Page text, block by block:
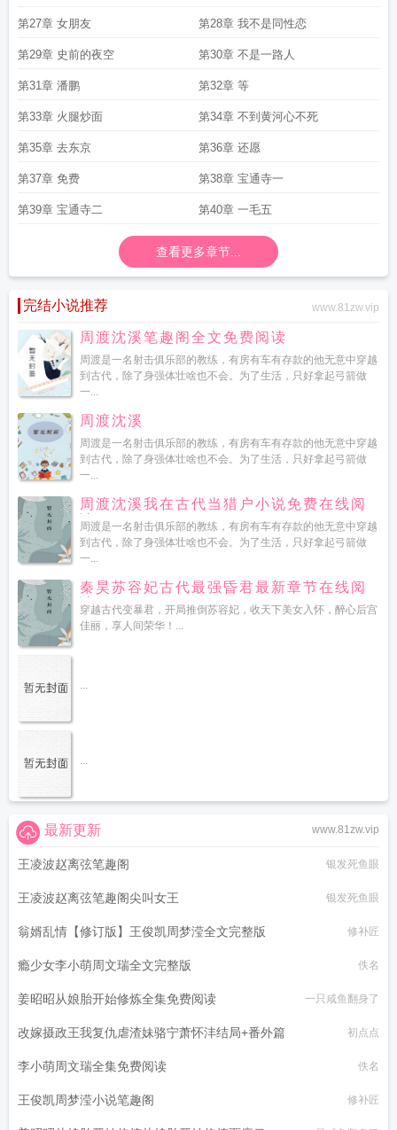
第27章 女朋友 第28章 我不是同性恋
第29章 史前的夜空 第30章 不是一路人
第31章 潘鹏 第32章 等
第33章 火腿炒面 第34章 不到黄河心不死
第35章 去东京 第36章 还愿
第37章 免费 第38章 宝通寺一
第39章 宝通寺二 第40章 一毛五
查看更多章节...
完结小说推荐 www.81zw.vip
周渡沈溪笔趣阁全文免费阅读
周渡是一名射击俱乐部的教练，有房有车有存款的他无意中穿越
到古代，除了身强体壮啥也不会。为了生活，只好拿起弓箭做
一...
周渡沈溪
周渡是一名射击俱乐部的教练，有房有车有存款的他无意中穿越
到古代，除了身强体壮啥也不会。为了生活，只好拿起弓箭做
一...
周渡沈溪我在古代当猎户小说免费在线阅
读
周渡是一名射击俱乐部的教练，有房有车有存款的他无意中穿越
到古代，除了身强体壮啥也不会。为了生活，只好拿起弓箭做
一...
秦昊苏容妃古代最强昏君最新章节在线阅
读
穿越古代变暴君，开局推倒苏容妃，收天下美女入怀，醉心后宫
佳丽，享人间荣华！...
...
...
www.81zw.vip
最新更新
王凌波赵离弦笔趣阁 银发死鱼眼
王凌波赵离弦笔趣阁尖叫女王 银发死鱼眼
翁婿乱情【修订版】王俊凯周梦滢全文完整版 修补匠
瘾少女李小萌周文瑞全文完整版 佚名
姜昭昭从娘胎开始修炼全集免费阅读 一只咸鱼翻身了
改嫁摄政王我复仇虐渣妹骆宁萧怀沣结局+番外篇 初点点
李小萌周文瑞全集免费阅读 佚名
王俊凯周梦滢小说笔趣阁 修补匠